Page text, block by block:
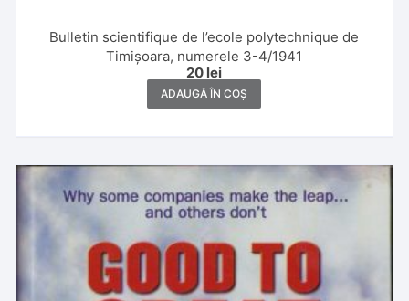
Bulletin scientifique de l’ecole polytechnique de
Timișoara, numerele 3-4/1941
20 lei
ADAUGĂ ÎN COȘ